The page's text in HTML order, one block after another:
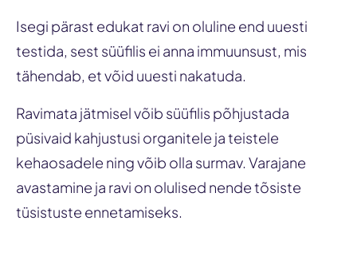
Isegi pärast edukat ravi on oluline end uuesti
testida, sest süüfilis ei anna immuunsust, mis
tähendab, et võid uuesti nakatuda.
Ravimata jätmisel võib süüfilis põhjustada
püsivaid kahjustusi organitele ja teistele
kehaosadele ning võib olla surmav. Varajane
avastamine ja ravi on olulised nende tõsiste
tüsistuste ennetamiseks.